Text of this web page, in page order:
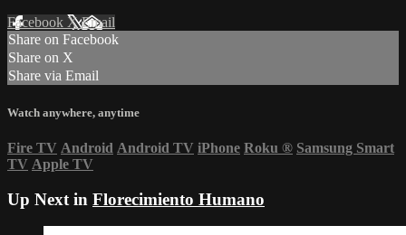
Facebook XEmail
Share on Facebook
Share on X
Share via Email
Watch anywhere, anytime
Fire TV Android Android TV iPhone Roku ® Samsung Smart
TV Apple TV
Up Next in Florecimiento Humano